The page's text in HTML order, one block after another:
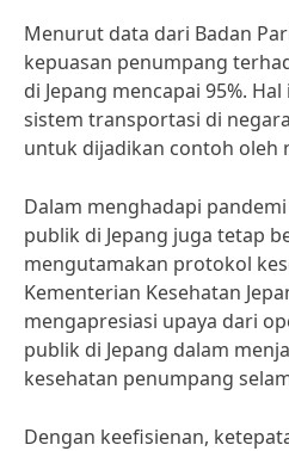
Menurut data dari Badan
kepuasan penumpang
di Jepang mencapai 95%.
sistem transportasi di
untuk dijadikan contoh oleh
Dalam menghadapi
publik di Jepang juga tetap
mengutamakan protokol
Kementerian Kesehatan
mengapresiasi upaya dari
publik di Jepang dalam
kesehatan penumpang
Dengan keefisienan,